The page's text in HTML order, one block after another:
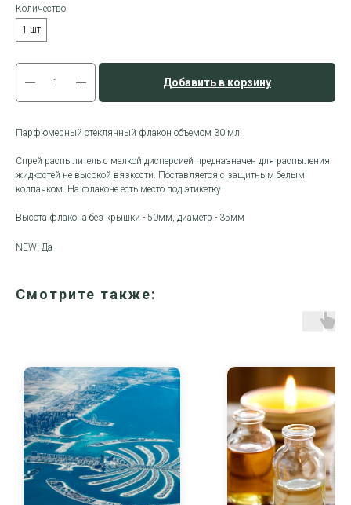
Количество
1 шт
Добавить в корзину
Парфюмерный стеклянный флакон объемом 30 мл.
Спрей распылитель с мелкой дисперсией предназначен для распыления
жидкостей не высокой вязкости. Поставляется с защитным белым
колпачком. На флаконе есть место под этикетку
Высота флакона без крышки - 50мм, диаметр - 35мм
NEW: Да
Смотрите также: